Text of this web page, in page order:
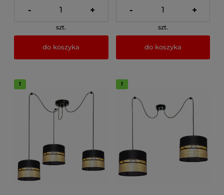
- +
szt.
do koszyka
- +
szt.
do koszyka